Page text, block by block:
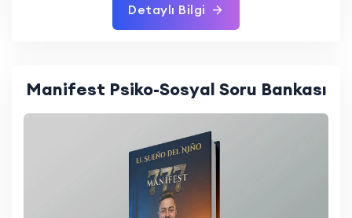
Detaylı Bilgi
Manifest Psiko-Sosyal Soru Bankası